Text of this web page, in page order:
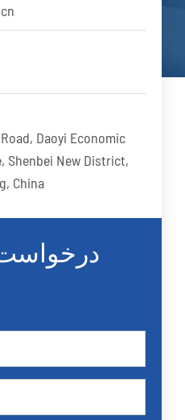
Daoyi Economic
Shenbei New District,
China